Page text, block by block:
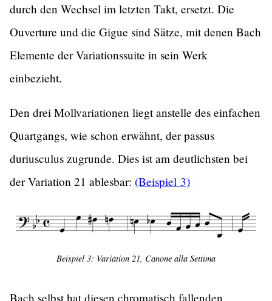
durch den Wechsel im letzten Takt, ersetzt. Die
Ouverture und die Gigue sind Sätze, mit denen Bach
Elemente der Variationssuite in sein Werk
einbezieht.
Den drei Mollvariationen liegt anstelle des einfachen
Quartgangs, wie schon erwähnt, der passus
duriusculus zugrunde. Dies ist am deutlichsten bei
der Variation 21 ablesbar: (Beispiel 3)
Beispiel 3: Variation 21, Canone alla Settima
Bach selbst hat diesen chromatisch fallenden